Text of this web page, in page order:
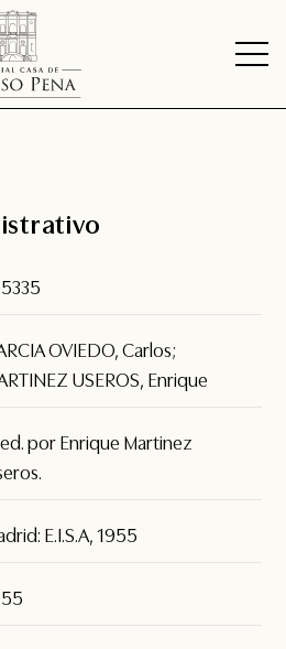
OVIEDO, Carlos;
USEROS, Enrique
por Enrique Martinez
E.I.S.A, 1955